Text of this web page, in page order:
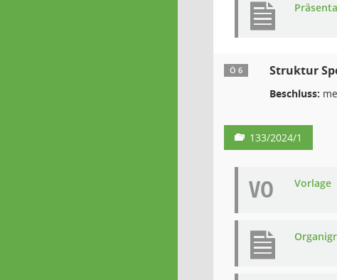
Ö 6 Struktur
Beschluss:
133/2024/1
VO Vorlage